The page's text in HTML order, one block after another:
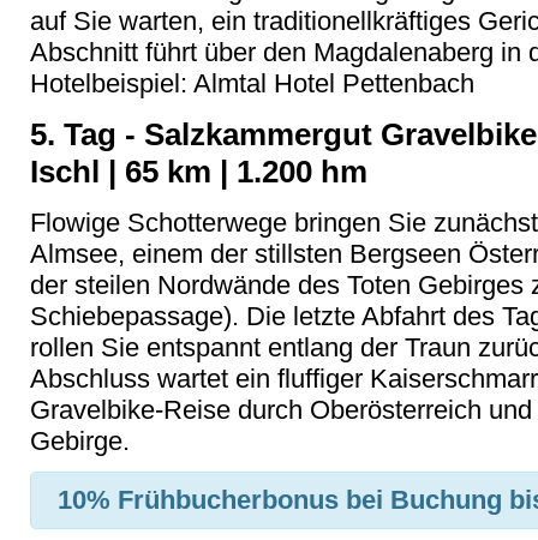
auf Sie warten, ein traditionellkräftiges
Abschnitt führt über den Magdalenaberg in
Hotelbeispiel: Almtal Hotel Pettenbach
5. Tag - Salzkammergut
Ischl | 65 km | 1.200 hm
Flowige Schotterwege bringen Sie
Almsee, einem der stillsten Bergseen
der steilen Nordwände des Toten Gebirges
Schiebepassage). Die letzte Abfahrt des
rollen Sie entspannt entlang der Traun
Abschluss wartet ein fluffiger
Gravelbike-Reise durch Oberösterreich
Gebirge.
10% Frühbucherbonus bei Buchung